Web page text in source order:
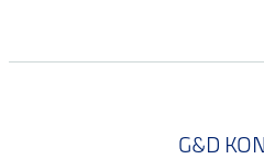
G&D